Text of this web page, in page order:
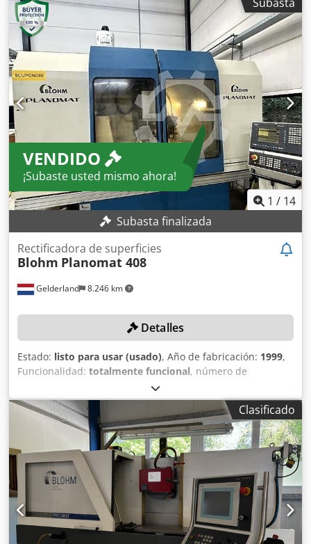
mm Chedpjxr Dzgefx Abbsa Placa magnética: 800 x 400
mm Diámetro de la muela: 400 mm Ancho de la muela: 80
mm Peso de la máquina: aprox. 4,5 t Dimensiones aprox. (L
x An x Al): 3200 x 2300 x 2200 mm Equipada con sistema de
filtro de banda
VENDIDO
¡Subaste usted mismo ahora!
1 / 14
Subasta finalizada
Gelderland 8.246 km
Rectificadora de superficies
Blohm Planomat 408
Detalles
Estado: listo para usar (usado), Año de fabricación: 1999,
Funcionalidad: totalmente funcional, número de
, diámetro de disco rectificador:
400 mm, recorrido eje X:900 mm, recorrido del eje Y:550
mm, recorrido del eje Z: 360 mm, velocidad del husillo de
rectificado:3.400 rpm, DETALLES TÉCNICOS Recorrido eje
X: 900 mm Recorrido eje Y: 550 mm Recorrido eje Z: 360
mm Chodpfsyuamxox Abbja Ancho de la mesa: 790 mm
Profundidad de la mesa: 380 mm Diámetro máx. de la
muela: 400 mm Velocidad máx. del husillo: 3.400 rpm
EQUIPAMIENTO Marcado CE Documentación
Clasificado